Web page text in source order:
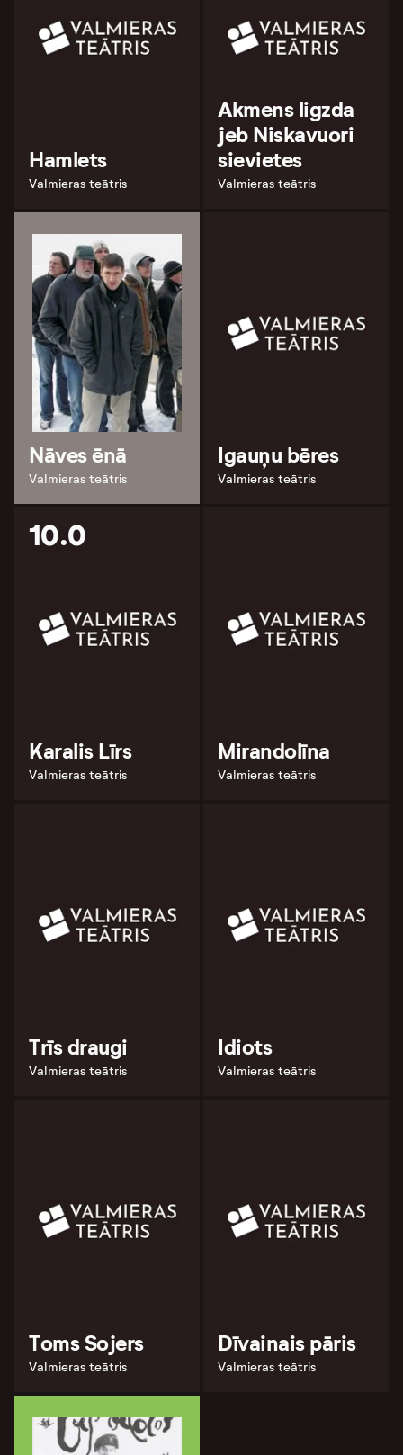
Hamlets
Valmieras teātris
Akmens ligzda
jeb Niskavuori
sievietes
Valmieras teātris
Nāves ēnā
Valmieras teātris
Igauņu bēres
Valmieras teātris
10.0
Karalis Līrs
Valmieras teātris
Mirandolīna
Valmieras teātris
Trīs draugi
Valmieras teātris
Idiots
Valmieras teātris
Toms Sojers
Valmieras teātris
Dīvainais pāris
Valmieras teātris